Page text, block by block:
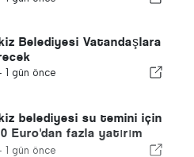
Belediyesi Vatandaşlara
1 gün önce
belediyesi su temini için
Euro'dan fazla yatırım
1 gün önce